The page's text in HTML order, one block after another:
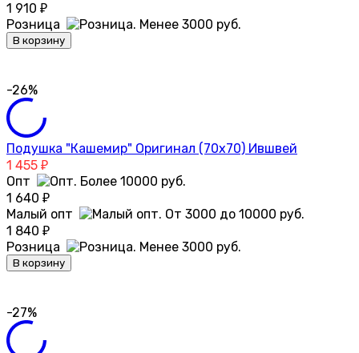
1 910 ₽
Розница
В корзину
-26%
Подушка "Кашемир" Оригинал (70х70) Ившвей
1 455 ₽
Опт
1 640 ₽
Малый опт
1 840 ₽
Розница
В корзину
-27%